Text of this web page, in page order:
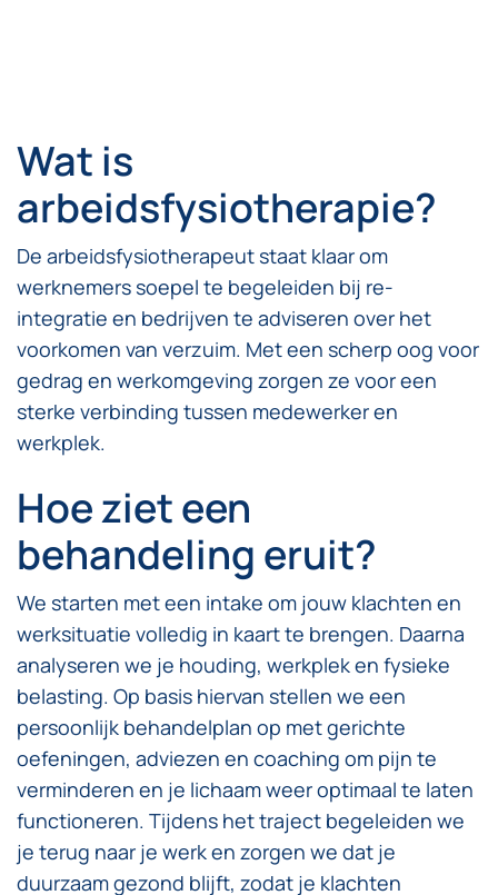
Wat is
arbeidsfysiotherapie?
De arbeidsfysiotherapeut staat klaar om
werknemers soepel te begeleiden bij re-
integratie en bedrijven te adviseren over het
voorkomen van verzuim. Met een scherp oog voor
gedrag en werkomgeving zorgen ze voor een
sterke verbinding tussen medewerker en
werkplek.
Hoe ziet een
behandeling eruit?
We starten met een intake om jouw klachten en
werksituatie volledig in kaart te brengen. Daarna
analyseren we je houding, werkplek en fysieke
belasting. Op basis hiervan stellen we een
persoonlijk behandelplan op met gerichte
oefeningen, adviezen en coaching om pijn te
verminderen en je lichaam weer optimaal te laten
functioneren. Tijdens het traject begeleiden we
je terug naar je werk en zorgen we dat je
duurzaam gezond blijft, zodat je klachten